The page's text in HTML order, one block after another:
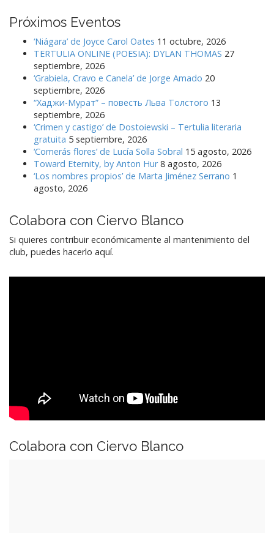
Próximos Eventos
‘Niágara’ de Joyce Carol Oates 11 octubre, 2026
TERTULIA ONLINE (POESIA): DYLAN THOMAS 27
septiembre, 2026
‘Grabiela, Cravo e Canela’ de Jorge Amado 20
septiembre, 2026
“Хаджи-Мурат” – повесть Льва Толстого 13
septiembre, 2026
‘Crimen y castigo’ de Dostoiewski – Tertulia literaria
gratuita 5 septiembre, 2026
‘Comerás flores’ de Lucía Solla Sobral 15 agosto, 2026
Toward Eternity, by Anton Hur 8 agosto, 2026
‘Los nombres propios’ de Marta Jiménez Serrano 1
agosto, 2026
Colabora con Ciervo Blanco
Si quieres contribuir económicamente al mantenimiento del
club, puedes hacerlo aquí.
Colabora con Ciervo Blanco